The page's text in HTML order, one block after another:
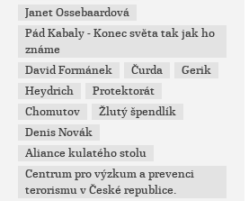
Janet Ossebaardová
Pád Kabaly - Konec světa tak jak ho
známe
David Formánek
Čurda
Gerik
Heydrich
Protektorát
Chomutov
Žlutý špendlík
Denis Novák
Aliance kulatého stolu
Centrum pro výzkum a prevenci
terorismu v České republice.